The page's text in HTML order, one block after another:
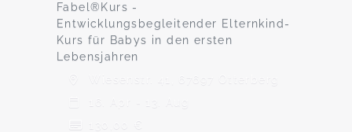
Fabel®️Kurs -
Entwicklungsbegleitender Elternkind-
Kurs für Babys in den ersten
Lebensjahren
Wiesenstr. 41, 67697 Otterberg
16. Apr - 13. Aug
130,00 €